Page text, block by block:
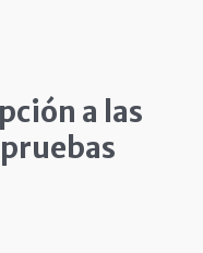
a las